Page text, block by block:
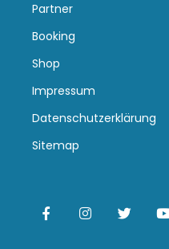
Partner
Booking
Shop
Impressum
Datenschutzerklärung
Sitemap